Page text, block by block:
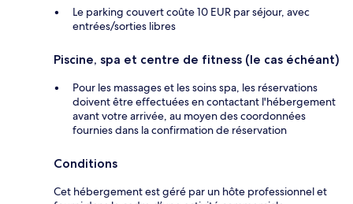
Le parking couvert coûte 10 EUR par séjour, avec
entrées/sorties libres
Piscine, spa et centre de fitness (le cas échéant)
Pour les massages et les soins spa, les réservations
doivent être effectuées en contactant l'hébergement
avant votre arrivée, au moyen des coordonnées
fournies dans la confirmation de réservation
Conditions
Cet hébergement est géré par un hôte professionnel et